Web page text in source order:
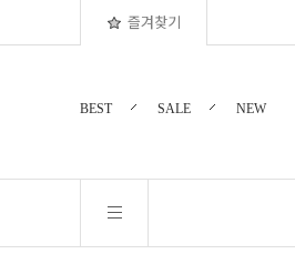
즐겨찾기
BEST SALE NEW